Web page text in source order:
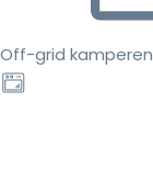
Off-grid kamperen